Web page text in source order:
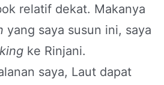
relatif dekat. Makanya
yang saya susun ini, saya
ke Rinjani.
saya, Laut dapat